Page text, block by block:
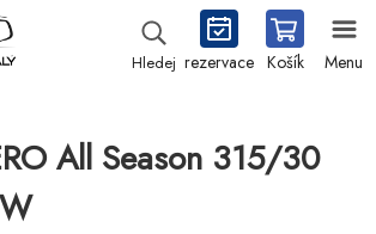
Hledej rezervace Košík Menu
All Season 315/30